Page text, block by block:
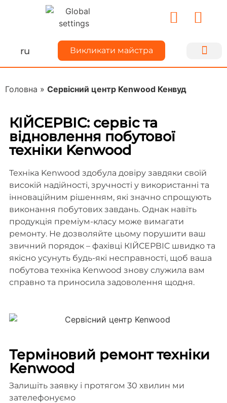
ru Викликати майстра
Головна » Сервісний центр Kenwood Кенвуд
КІЙСЕРВІС: сервіс та
відновлення побутової
техніки Kenwood
Техніка Kenwood здобула довіру завдяки своїй
високій надійності, зручності у використанні та
інноваційним рішенням, які значно спрощують
виконання побутових завдань. Однак навіть
продукція преміум-класу може вимагати
ремонту. Не дозволяйте цьому порушити ваш
звичний порядок – фахівці КІЙСЕРВІС швидко та
якісно усунуть будь-які несправності, щоб ваша
побутова техніка Kenwood знову служила вам
справно та приносила задоволення щодня.
Терміновий ремонт техніки
Kenwood
Залишіть заявку і протягом 30 хвилин ми
зателефонуємо